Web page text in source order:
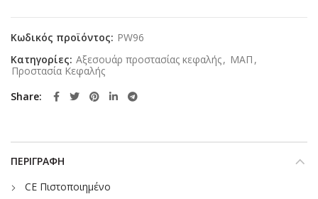
Κωδικός προϊόντος: PW96
Κατηγορίες: Αξεσουάρ προστασίας κεφαλής, ΜΑΠ ,
Προστασία Κεφαλής
Share
ΠΕΡΙΓΡΑΦΉ
CE Πιστοποιημένο